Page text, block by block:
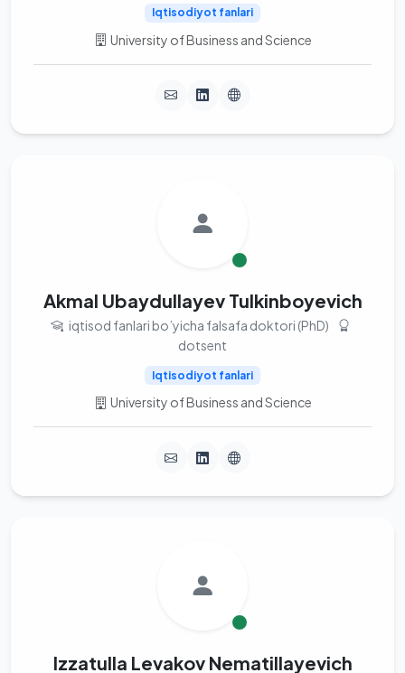
Iqtisodiyot fanlari
University of Business and Science
Akmal Ubaydullayev Tulkinboyevich
iqtisod fanlari bo’yicha falsafa doktori (PhD)
dotsent
Iqtisodiyot fanlari
University of Business and Science
Izzatulla Levakov Nematillayevich